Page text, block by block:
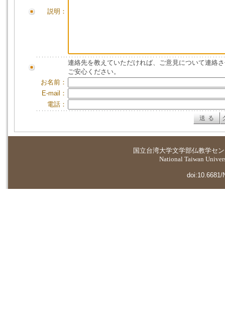
説明：
連絡先を教えていただければ、ご意見について連絡
ご安心ください。
お名前：
E-mail：
電話：
国立台湾大学文学部仏教学セ
National Taiwan
doi:10.6681/